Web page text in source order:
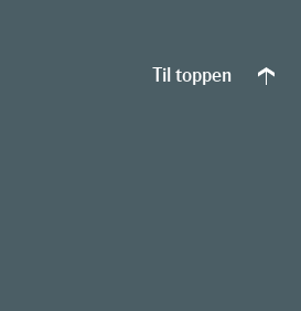
Til toppen